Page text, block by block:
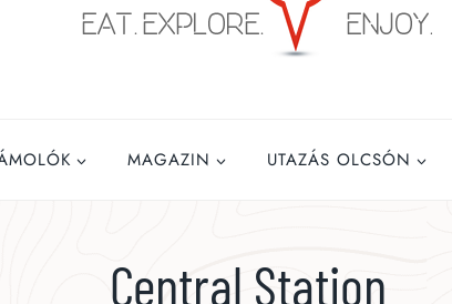
MAGAZIN UTAZÁS OLCSÓN
Central Station